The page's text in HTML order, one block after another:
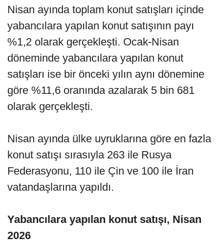
Nisan ayında toplam konut satışları içinde
yabancılara yapılan konut satışının payı
%1,2 olarak gerçekleşti. Ocak-Nisan
döneminde yabancılara yapılan konut
satışları ise bir önceki yılın aynı dönemine
göre %11,6 oranında azalarak 5 bin 681
olarak gerçekleşti.
Nisan ayında ülke uyruklarına göre en fazla
konut satışı sırasıyla 263 ile Rusya
Federasyonu, 110 ile Çin ve 100 ile İran
vatandaşlarına yapıldı.
Yabancılara yapılan konut satışı, Nisan
2026